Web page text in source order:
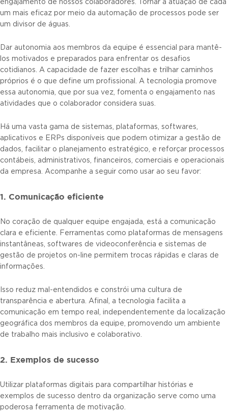
engajamento de nossos colaboradores. Tornar a atuação de cada
um mais eficaz por meio da automação de processos pode ser
um divisor de águas.
Dar autonomia aos membros da equipe é essencial para mantê-
los motivados e preparados para enfrentar os desafios
cotidianos. A capacidade de fazer escolhas e trilhar caminhos
próprios é o que define um profissional. A tecnologia promove
essa autonomia, que por sua vez, fomenta o engajamento nas
atividades que o colaborador considera suas.
Há uma vasta gama de sistemas, plataformas, softwares,
aplicativos e ERPs disponíveis que podem otimizar a gestão de
dados, facilitar o planejamento estratégico, e reforçar processos
contábeis, administrativos, financeiros, comerciais e operacionais
da empresa. Acompanhe a seguir como usar ao seu favor:
1. Comunicação eficiente
No coração de qualquer equipe engajada, está a comunicação
clara e eficiente. Ferramentas como plataformas de mensagens
instantâneas, softwares de videoconferência e sistemas de
gestão de projetos on-line permitem trocas rápidas e claras de
informações.
Isso reduz mal-entendidos e constrói uma cultura de
transparência e abertura. Afinal, a tecnologia facilita a
comunicação em tempo real, independentemente da localização
geográfica dos membros da equipe, promovendo um ambiente
de trabalho mais inclusivo e colaborativo.
2. Exemplos de sucesso
Utilizar plataformas digitais para compartilhar histórias e
exemplos de sucesso dentro da organização serve como uma
poderosa ferramenta de motivação.